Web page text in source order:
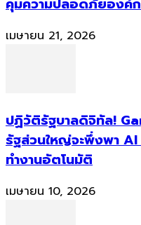
คุมความปลอดภัยองค์ก
เมษายน 21, 2026
ปฏิวัติรัฐบาลดิจิทัล!
รัฐส่วนใหญ่จะพึ่งพา
ทำงานอัตโนมัติ
เมษายน 10, 2026